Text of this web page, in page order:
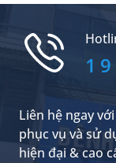
Liên hệ ngay
phục vụ và sử
hiện đại & cao